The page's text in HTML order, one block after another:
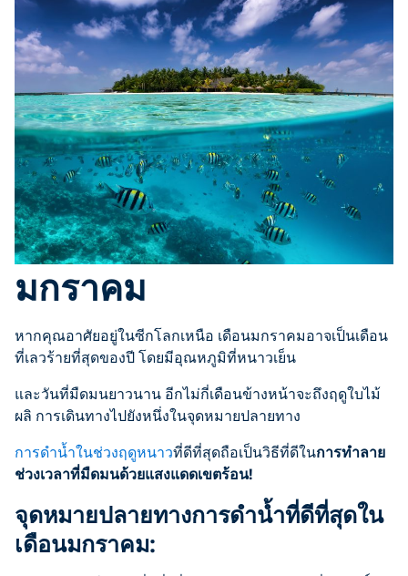
มกราคม
หากคุณอาศัยอยู่ในซีกโลกเหนือ เดือนมกราคมอาจเป็นเดือน
ที่เลวร้ายที่สุดของปี โดยมีอุณหภูมิที่หนาวเย็น
และวันที่มืดมนยาวนาน อีกไม่กี่เดือนข้างหน้าจะถึงฤดูใบไม้
ผลิ การเดินทางไปยังหนึ่งในจุดหมายปลายทาง
การดำน้ำในช่วงฤดูหนาวที่ดีที่สุดถือเป็นวิธีที่ดีในการทำลาย
ช่วงเวลาที่มืดมนด้วยแสงแดดเขตร้อน!
จุดหมายปลายทางการดำน้ำที่ดีที่สุดใน
เดือนมกราคม: